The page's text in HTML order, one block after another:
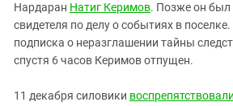
Нардаран Натиг Керимов. Позже он был
свидетеля по делу о событиях в поселке.
подписка о неразглашении тайны
спустя 6 часов Керимов отпущен.
11 декабря силовики